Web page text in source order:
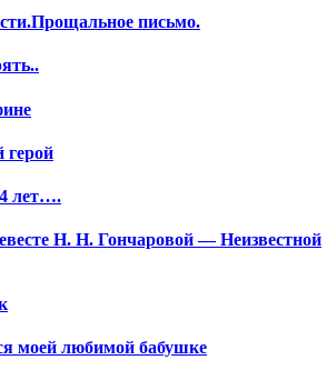
письмо.
герой
лет….
Н. Н. Гончаровой — Неизвестной
моей любимой бабушке